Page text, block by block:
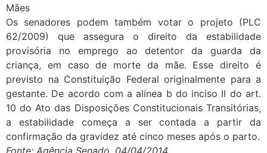
Mães
Os senadores podem também votar o projeto (PLC
62/2009) que assegura o direito da estabilidade
provisória no emprego ao detentor da guarda da
criança, em caso de morte da mãe. Esse direito é
previsto na Constituição Federal originalmente para a
gestante. De acordo com a alínea b do inciso II do art.
10 do Ato das Disposições Constitucionais Transitórias,
a estabilidade começa a ser contada a partir da
confirmação da gravidez até cinco meses após o parto.
Fonte: Agência Senado, 04/04/2014